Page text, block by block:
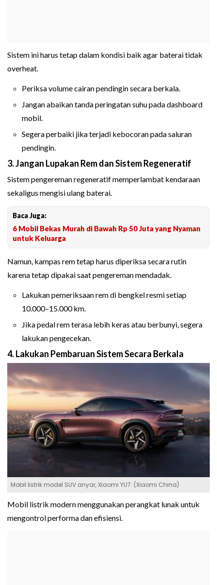
Sistem ini harus tetap dalam kondisi baik agar baterai tidak
overheat.
Periksa volume cairan pendingin secara berkala.
Jangan abaikan tanda peringatan suhu pada dashboard
mobil.
Segera perbaiki jika terjadi kebocoran pada saluran
pendingin.
3. Jangan Lupakan Rem dan Sistem Regeneratif
Sistem pengereman regeneratif memperlambat kendaraan
sekaligus mengisi ulang baterai.
Baca Juga:
6 Mobil Bekas Murah di Bawah Rp 50 Juta yang Nyaman
untuk Keluarga
Namun, kampas rem tetap harus diperiksa secara rutin
karena tetap dipakai saat pengereman mendadak.
Lakukan pemeriksaan rem di bengkel resmi setiap
10.000–15.000 km.
Jika pedal rem terasa lebih keras atau berbunyi, segera
lakukan pengecekan.
4. Lakukan Pembaruan Sistem Secara Berkala
Mobil listrik model SUV anyar, Xiaomi YU7. (Xiaomi China)
Mobil listrik modern menggunakan perangkat lunak untuk
mengontrol performa dan efisiensi.